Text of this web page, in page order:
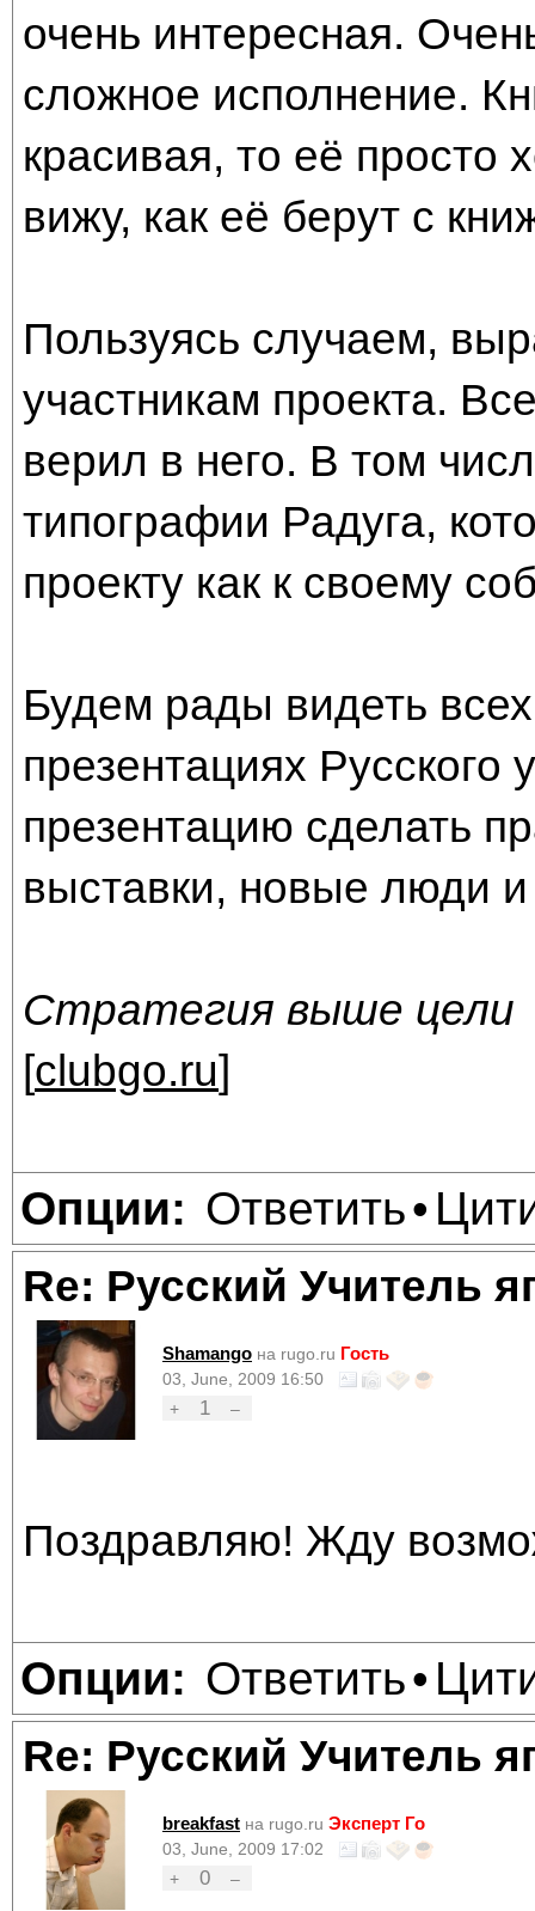
очень интересная.
сложное исполнение.
красивая, то её просто
вижу, как её берут с
Пользуясь случаем,
участникам проекта.
верил в него. В том
типографии Радуга,
проекту как к своему
Будем рады видеть
презентациях
презентацию сделать
выставки, новые люди
Стратегия выше цели
[clubgo.ru]
Опции: Ответить•
Re: Русский Учитель
Shamango на rugo.ru Гость
03, June, 2009 16:50
+
1 –
Поздравляю! Жду
Опции: Ответить•
Re: Русский Учитель
breakfast на rugo.ru Эксперт Го
03, June, 2009 17:02
+
0 –